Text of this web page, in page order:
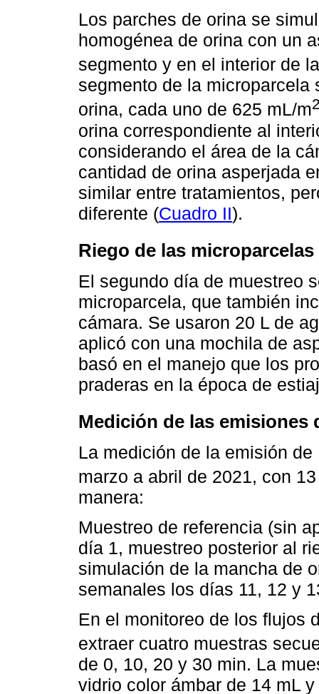
Los parches de orina se
homogénea de orina con un
segmento y en el interior de
segmento de la
orina, cada uno de 625 mL/m
orina correspondiente al
considerando el área de la
cantidad de orina asperjada
similar entre tratamientos,
diferente (Cuadro II).
Riego de las microparcelas
El segundo día de muestreo
microparcela, que también
cámara. Se usaron 20 L de
aplicó con una mochila de
basó en el manejo que los
praderas en la época de
Medición de las emisiones
La medición de la emisión de
marzo a abril de 2021, con
manera:
Muestreo de referencia (sin
día 1, muestreo posterior al
simulación de la mancha de
semanales los días 11, 12 y
En el monitoreo de los flujos
extraer cuatro muestras
de 0, 10, 20 y 30 min. La
vidrio color ámbar de 14 mL